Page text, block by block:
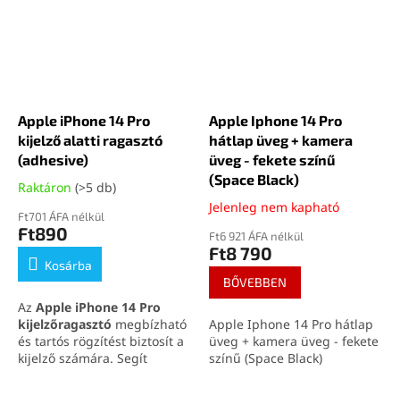
Apple iPhone 14 Pro
kijelző alatti ragasztó
(adhesive)
Raktáron (>5 db)
Ft701 ÁFA nélkül
Ft890
Kosárba
Az Apple iPhone 14 Pro
kijelzőragasztó megbízható
és tartós rögzítést biztosít a
kijelző számára. Segít
Apple Iphone 14 Pro
hátlap üveg + kamera
üveg - fekete színű
(Space Black)
Jelenleg nem kapható
Ft6 921 ÁFA nélkül
Ft8 790
BŐVEBBEN
Apple Iphone 14 Pro hátlap
üveg + kamera üveg - fekete
színű (Space Black)